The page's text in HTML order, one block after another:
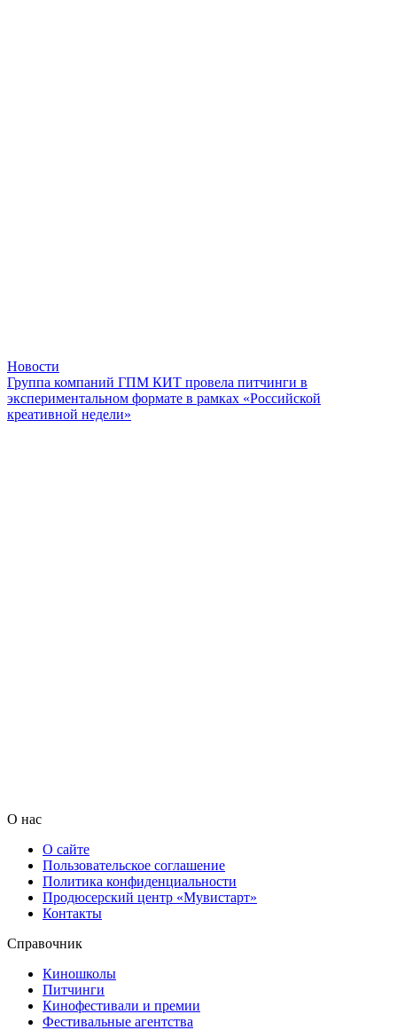
Новости
Группа компаний ГПМ КИТ провела питчинги в
экспериментальном формате в рамках «Российской
креативной недели»
О нас
О сайте
Пользовательское соглашение
Политика конфиденциальности
Продюсерский центр «Мувистарт»
Контакты
Справочник
Киношколы
Питчинги
Кинофестивали и премии
Фестивальные агентства